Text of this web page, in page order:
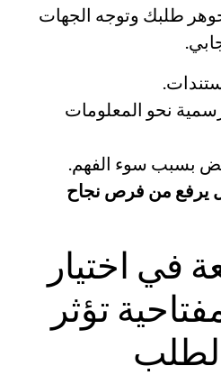
طلبك وتوجه الجهات
نحو المعلومات
بسبب سوء الفهم.
يرفع من فرص نجاح
في اختيار
تؤثر